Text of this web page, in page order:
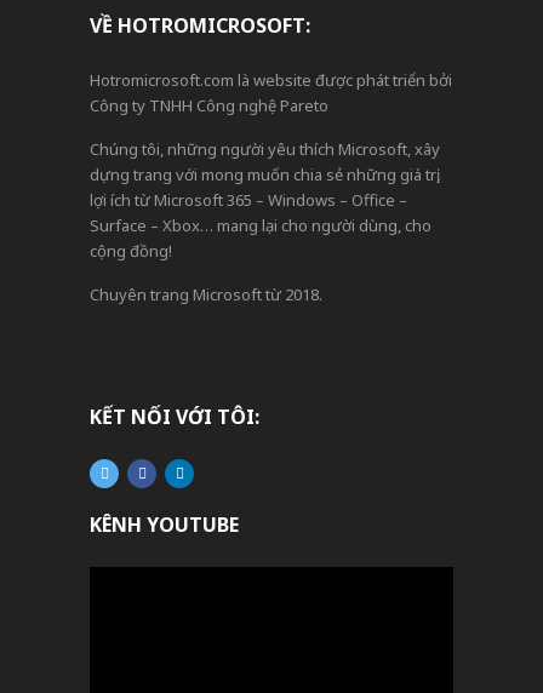
VỀ HOTROMICROSOFT:
Hotromicrosoft.com là website được phát triển bởi
Công ty TNHH Công nghệ Pareto
Chúng tôi, những người yêu thích Microsoft, xây
dựng trang với mong muốn chia sẻ những giá trị,
lợi ích từ Microsoft 365 – Windows – Office –
Surface – Xbox… mang lại cho người dùng, cho
cộng đồng!
Chuyên trang Microsoft từ 2018.
KẾT NỐI VỚI TÔI:
KÊNH YOUTUBE